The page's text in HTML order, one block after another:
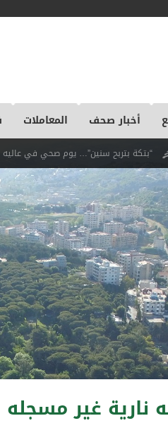
أخبار صحف المعاملات
يوم صحي في عاليه حملة
غير مسجله